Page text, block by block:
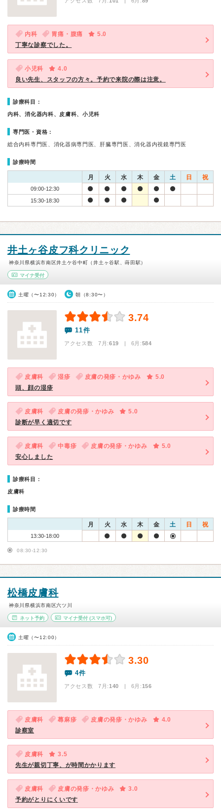
内科 胃痛・腹痛
5.0
丁寧な診察でした。
小児科
4.0
良い先生、スタッフの方々。予約で来院の際は注意。
診療科目：
内科、消化器内科、皮膚科、小児科
専門医・資格：
総合内科専門医、消化器病専門医、肝臓専門医、消化器内視鏡専門医
診療時間
月 火 水 木 金 土 日 祝
09:00-12:30
15:30-18:30
井土ヶ谷皮フ科クリニック
神奈川県横浜市南区井土ケ谷中町（井土ヶ谷駅、蒔田駅）
マイナ受付
土曜（〜12:30） 朝（8:30〜）
3.74
11件
アクセス数 7月:619 | 6月:584
皮膚科 湿疹 皮膚の発疹・かゆみ
5.0
頭、顔の湿疹
皮膚科 皮膚の発疹・かゆみ
5.0
診断が早く適切です
皮膚科 中毒疹 皮膚の発疹・かゆみ
5.0
安心しました
診療科目：
皮膚科
診療時間
月 火 水 木 金 土 日 祝
13:30-18:00
08:30-12:30
松橋皮膚科
神奈川県横浜市南区六ツ川
ネット予約 マイナ受付(スマホ可)
土曜（〜12:00）
3.30
4件
アクセス数 7月:140 | 6月:156
皮膚科 蕁麻疹 皮膚の発疹・かゆみ
4.0
診察室
皮膚科
3.5
先生が親切丁寧、が時間かかります
皮膚科 皮膚の発疹・かゆみ
3.0
予約がとりにくいです